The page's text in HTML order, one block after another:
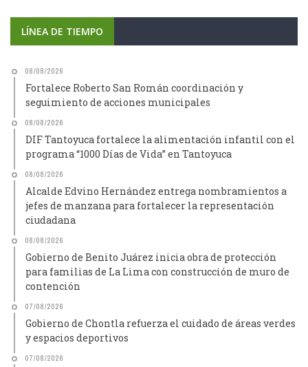
LÍNEA DE TIEMPO
08/08/2026
Fortalece Roberto San Román coordinación y
seguimiento de acciones municipales
08/08/2026
DIF Tantoyuca fortalece la alimentación infantil con el
programa “1000 Días de Vida” en Tantoyuca
08/08/2026
Alcalde Edvino Hernández entrega nombramientos a
jefes de manzana para fortalecer la representación
ciudadana
08/08/2026
Gobierno de Benito Juárez inicia obra de protección
para familias de La Lima con construcción de muro de
contención
07/08/2026
Gobierno de Chontla refuerza el cuidado de áreas verdes
y espacios deportivos
07/08/2026